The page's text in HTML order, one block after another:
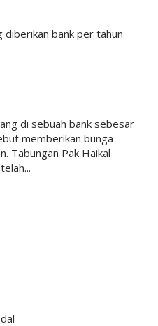
diberikan bank per tahun
di sebuah bank sebesar
memberikan bunga
Tabungan Pak Haikal